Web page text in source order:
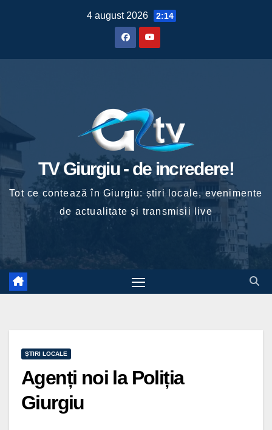
4 august 2026 2:14
TV Giurgiu - de incredere!
Tot ce contează în Giurgiu: știri locale, evenimente
de actualitate și transmisii live
ȘTIRI LOCALE
Agenți noi la Poliția
Giurgiu